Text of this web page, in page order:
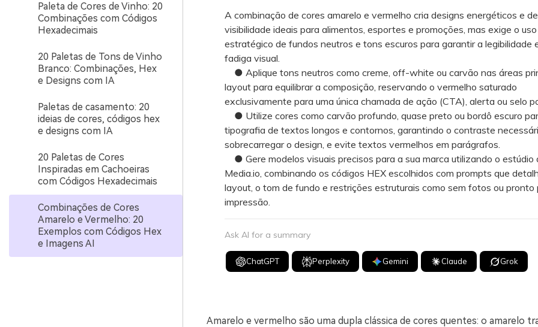
Paleta de Cores de Vinho: 20
Combinações com Códigos
Hexadecimais
20 Paletas de Tons de Vinho
Branco: Combinações, Hex
e Designs com IA
Paletas de casamento: 20
ideias de cores, códigos hex
e designs com IA
20 Paletas de Cores
Inspiradas em Cachoeiras
com Códigos Hexadecimais
Combinações de Cores
Amarelo e Vermelho: 20
Exemplos com Códigos Hex
e Imagens AI
A combinação de cores amarelo e vermelho cria designs energéticos e
visibilidade ideais para alimentos, esportes e promoções, mas exige o uso
estratégico de fundos neutros e tons escuros para garantir a legibilidade
fadiga visual.
● Aplique tons neutros como creme, off-white ou carvão nas áreas
layout para equilibrar a composição, reservando o vermelho saturado
exclusivamente para uma única chamada de ação (CTA), alerta ou selo
● Utilize cores como carvão profundo, quase preto ou bordô escuro
tipografia de textos longos e contornos, garantindo o contraste
sobrecarregar o design, e evite textos vermelhos em parágrafos.
● Gere modelos visuais precisos para a sua marca utilizando o estúdio
Media.io, combinando os códigos HEX escolhidos com prompts que
layout, o tom de fundo e restrições estruturais como sem fotos ou pronto
impressão.
Ask AI for a summary
ChatGPT Perplexity Gemini Claude Grok
Amarelo e vermelho são uma dupla clássica de cores quentes: o amarelo